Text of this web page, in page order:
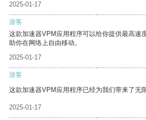
2025-01-17
游客
这款加速器VPM应用程序可以给你提供最高速
助你在网络上自由移动。
2025-01-17
游客
这款加速器VPM应用程序已经为我们带来了无
2025-01-17